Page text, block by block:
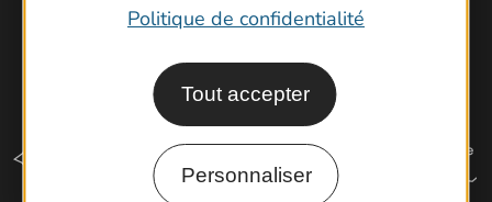
Politique de confidentialité
Tout accepter
Personnaliser